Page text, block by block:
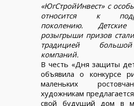
«ЮгСтройИнвест» с
относится к
поколению. Детские
розыгрыши призов
традицией
компаний.
В честь «Дня защиты
объявила о конкурсе
маленьких
художникам
свой будущий дом в